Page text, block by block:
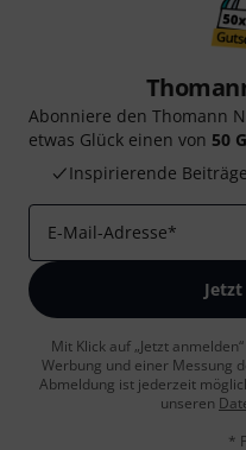
Abonniere den Thomann
etwas Glück einen von 50
Inspirierende Beiträge
E-Mail-Adresse*
Mit Klick auf „Jetzt
Werbung und einer Messung
Abmeldung ist jederzeit
unseren
*